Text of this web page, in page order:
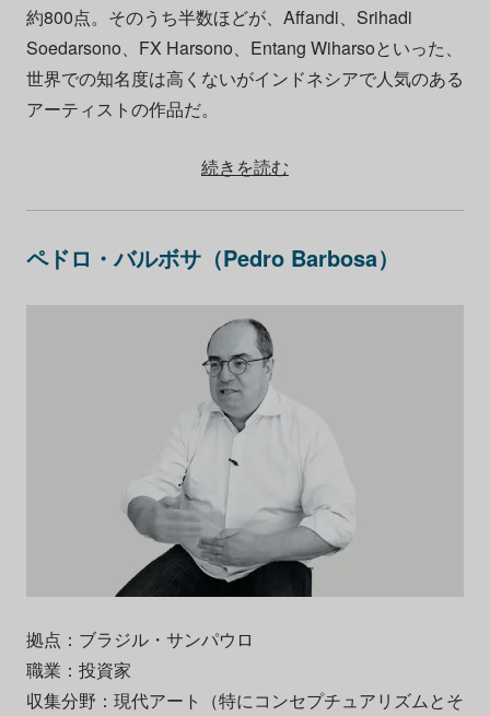
約800点。そのうち半数ほどが、Affandi、Srihadi
Soedarsono、FX Harsono、Entang Wiharsoといった、
世界での知名度は高くないがインドネシアで人気のある
アーティストの作品だ。
続きを読む
ペドロ・バルボサ（Pedro Barbosa）
拠点：ブラジル・サンパウロ
職業：投資家
収集分野：現代アート（特にコンセプチュアリズムとそ